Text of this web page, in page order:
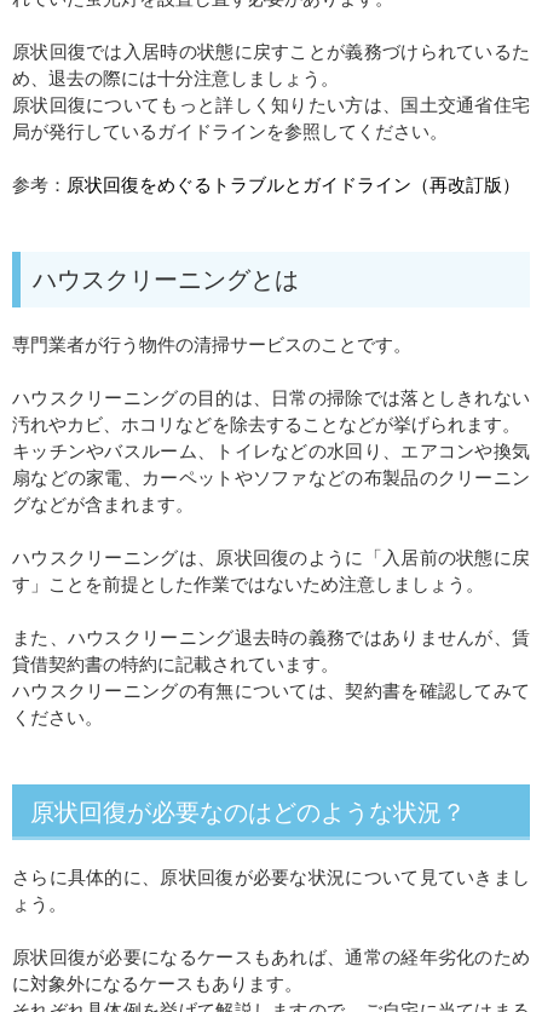
原状回復では入居時の状態に戻すことが義務づけられているた
め、退去の際には十分注意しましょう。
原状回復についてもっと詳しく知りたい方は、国土交通省住宅
局が発行しているガイドラインを参照してください。
参考： 原状回復をめぐるトラブルとガイドライン（再改訂版）
ハウスクリーニングとは
専門業者が行う 物件の清掃サービスのことです。
ハウスクリーニングの目的は、日常の掃除では落としきれない
汚れやカビ、ホコリなどを除去することなどが挙げられます。
キッチンやバスルーム、トイレなどの水回り、エアコンや換気
扇などの家電、カーペットやソファなどの布製品のクリーニン
グなどが含まれます。
ハウスクリーニングは、原状回復のように「入居前の状態に戻
す」ことを前提とした作業ではないため注意しましょう。
また、ハウスクリーニング退去時の義務ではありませんが、賃
貸借契約書の特約に記載されています。
ハウスクリーニングの有無については、契約書を確認してみて
ください。
原状回復が必要なのはどのような状況？
さらに具体的に、原状回復が必要な状況について見ていきまし
ょう。
原状回復が必要になるケースもあれば、通常の経年劣化のため
に対象外になるケースもあります。